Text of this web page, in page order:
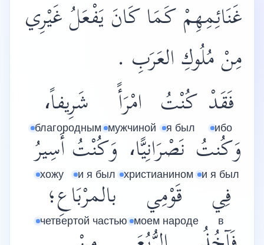
غَنَائِمِهِمْ كَمَا كَانَ يَفْعَلُ غَيْرِي
مِنْ مُلُوكِ العَرَبِ .
فَقَدْ
ибо
كُنْتُ
я был
امْرَأً
мужчиной
شَرِيفاً،
благородным
وَكُنتُ
и я был
نَصْرَانِيًّا،
христианином
وَكُنْتُ
и я был
أَسِيرُ
хожу
فِي
в
قَوْمِي
моем народе
بالمرْبَاعِ؛
четвертой частью